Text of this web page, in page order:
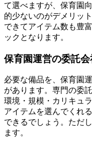
て選べますが、保育園
的少ないのがデメリッ
できてアイテム数も豊
ックとなります。
保育園運営の委託
必要な備品を、保育園
があります。専門の委
環境・規模・カリキュ
アイテムを選んでくれ
できるでしょう。ただ
ます。